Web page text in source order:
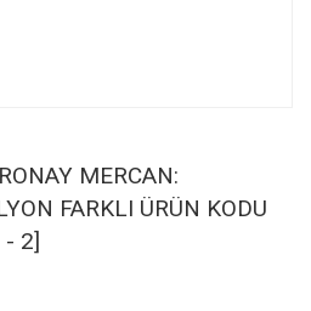
MERCAN:
FARKLI ÜRÜN KODU
- 2]